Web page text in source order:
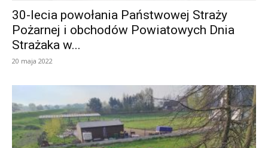
30-lecia powołania Państwowej Straży
Pożarnej i obchodów Powiatowych Dnia
Strażaka w...
20 maja 2022